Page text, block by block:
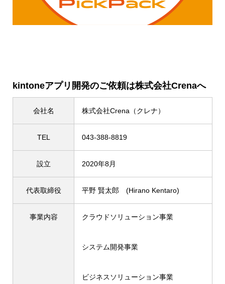
kintoneアプリ開発のご依頼は株式会社Crenaへ
会社名 株式会社Crena（クレナ）
TEL 043-388-8819
設立 2020年8月
代表取締役 平野 賢太郎 (Hirano Kentaro)
事業内容 クラウドソリューション事業
システム開発事業
ビジネスソリューション事業